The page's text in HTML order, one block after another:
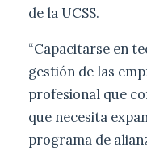
de la UCSS.
“Capacitarse en
gestión de las
profesional que
que necesita
programa de